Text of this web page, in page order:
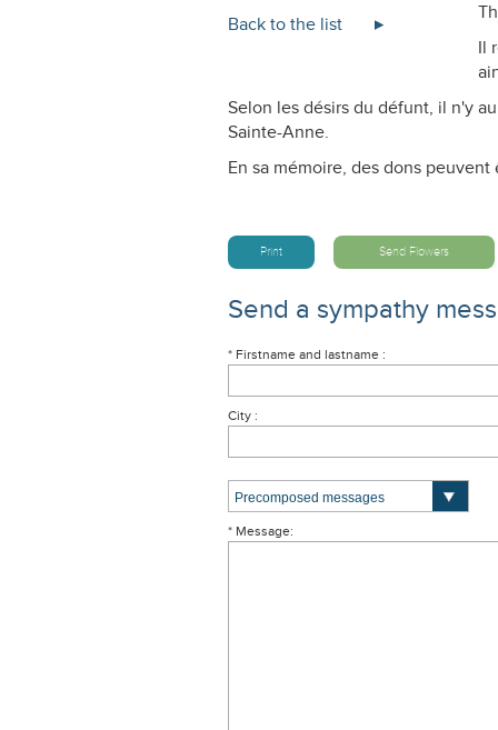
Back to the list
Il
Selon les désirs du défunt, il n'y
Sainte-Anne.
En sa mémoire, des dons
Print Send Flowers
Send a sympathy
* Firstname and lastname :
City :
* Message: